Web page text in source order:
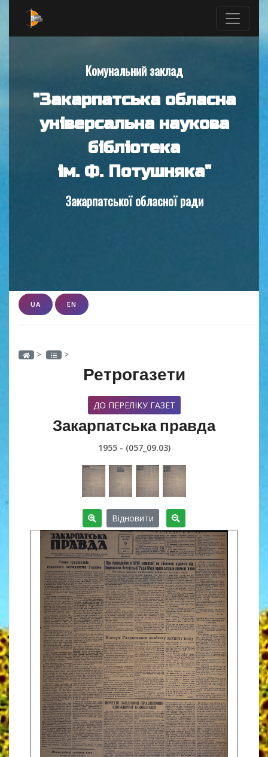
Комунальний заклад
"Закарпатська обласна
універсальна наукова
бібліотека
ім. Ф. Потушняка"
Закарпатської обласної ради
UA EN
> >
Ретрогазети
ДО ПЕРЕЛІКУ ГАЗЕТ
Закарпатська правда
1955 - (057_09.03)
Відновити